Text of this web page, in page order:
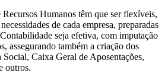
Recursos Humanos têm que ser flexíveis,
de cada empresa, preparadas
seja efetiva, com imputação
assegurando também a criação dos
Social, Caixa Geral de Aposentações,
outros.